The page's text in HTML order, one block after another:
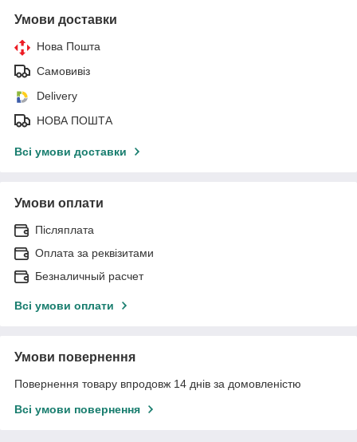
Умови доставки
Нова Пошта
Самовивіз
Delivery
НОВА ПОШТА
Всі умови доставки
Умови оплати
Післяплата
Оплата за реквізитами
Безналичный расчет
Всі умови оплати
Умови повернення
Повернення товару впродовж 14 днів за домовленістю
Всі умови повернення